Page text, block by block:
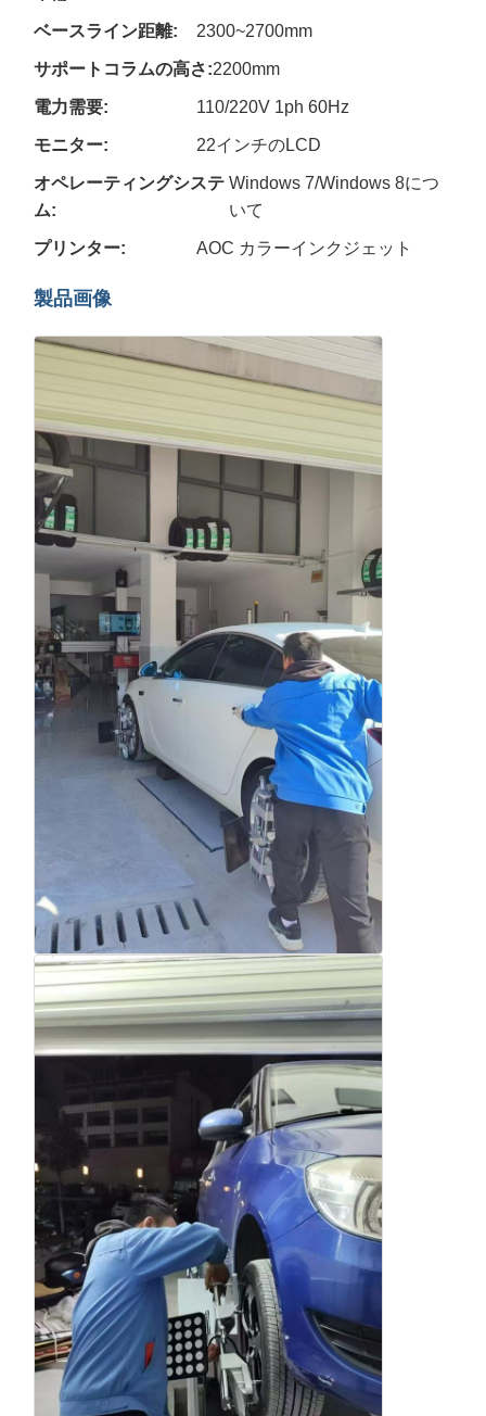
ベースライン距離:
2300~2700mm
サポートコラムの高さ:2200mm
電力需要:
110/220V 1ph 60Hz
モニター:
22インチのLCD
オペレーティングシステ
ム:
Windows 7/Windows 8につ
いて
プリンター:
AOC カラーインクジェット
製品画像